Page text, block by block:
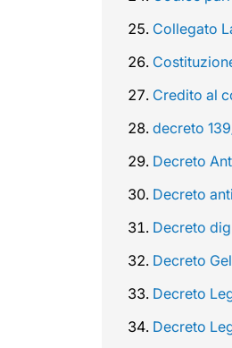
Collegato
Credito al
decreto
Decreto
Decreto
Decreto
Decreto
Decreto
Decreto